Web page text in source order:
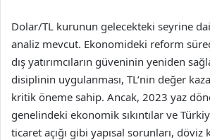
Dolar/TL kurunun gelecekteki seyrine
analiz mevcut. Ekonomideki reform
dış yatırımcıların güveninin yeniden
disiplinin uygulanması, TL’nin değer
kritik öneme sahip. Ancak, 2023 yaz
genelindeki ekonomik sıkıntılar ve
ticaret açığı gibi yapısal sorunları, döviz